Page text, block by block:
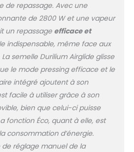
de repassage. Avec une
de 2800 W et une vapeur
un repassage efficace et
indispensable, même face aux
semelle Durilium Airglide glisse
le mode pressing efficace et le
intégré ajoutent à son
facile à utiliser grâce à son
bien que celui-ci puisse
fonction Éco, quant à elle, est
consommation d’énergie.
de réglage manuel de la